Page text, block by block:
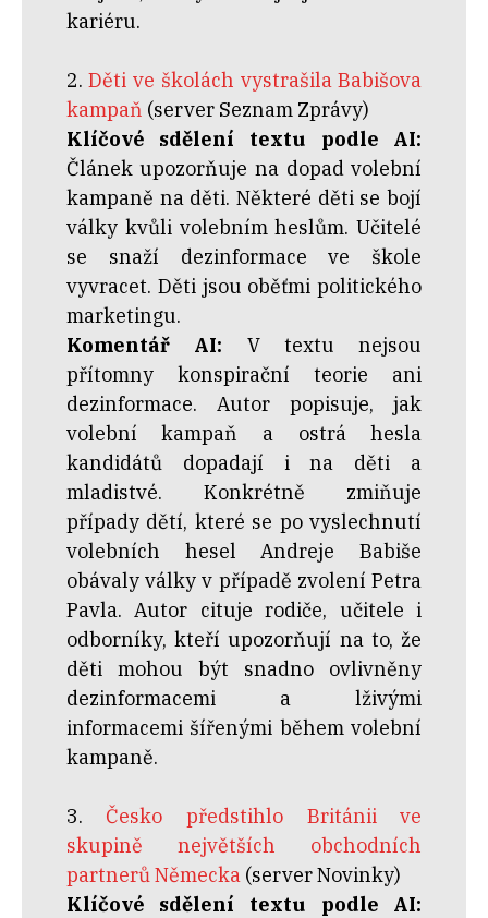
kariéru.
2.Děti ve školách vystrašila Babišova
kampaň (server Seznam Zprávy)
Klíčové sdělení textu podle AI:
Článek upozorňuje na dopad volební
kampaně na děti. Některé děti se bojí
války kvůli volebním heslům. Učitelé
se snaží dezinformace ve škole
vyvracet. Děti jsou oběťmi politického
marketingu.
Komentář AI: V textu nejsou
přítomny konspirační teorie ani
dezinformace. Autor popisuje, jak
volební kampaň a ostrá hesla
kandidátů dopadají i na děti a
mladistvé. Konkrétně zmiňuje
případy dětí, které se po vyslechnutí
volebních hesel Andreje Babiše
obávaly války v případě zvolení Petra
Pavla. Autor cituje rodiče, učitele i
odborníky, kteří upozorňují na to, že
děti mohou být snadno ovlivněny
dezinformacemi a lživými
informacemi šířenými během volební
kampaně.
3. Česko předstihlo Británii ve
skupině největších obchodních
partnerů Německa(server Novinky)
Klíčové sdělení textu podle AI: